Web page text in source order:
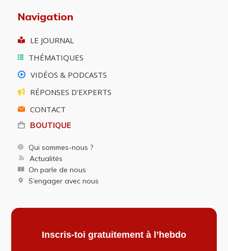
Navigation
LE JOURNAL
THÉMATIQUES
VIDÉOS & PODCASTS
RÉPONSES D’EXPERTS
CONTACT
BOUTIQUE
Qui sommes-nous ?
Actualités
On parle de nous
S’engager avec nous